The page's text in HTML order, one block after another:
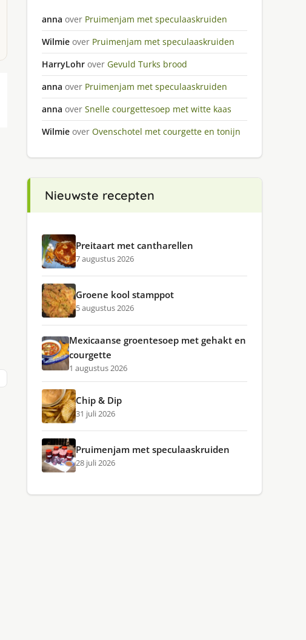
anna over Pruimenjam met speculaaskruiden
Wilmie over Pruimenjam met speculaaskruiden
HarryLohr over Gevuld Turks brood
anna over Pruimenjam met speculaaskruiden
anna over Snelle courgettesoep met witte kaas
Wilmie over Ovenschotel met courgette en tonijn
Nieuwste recepten
Preitaart met cantharellen
7 augustus 2026
Groene kool stamppot
5 augustus 2026
Mexicaanse groentesoep met gehakt en
courgette
1 augustus 2026
Chip & Dip
31 juli 2026
Pruimenjam met speculaaskruiden
28 juli 2026